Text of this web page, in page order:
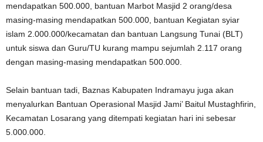
mendapatkan 500.000, bantuan Marbot Masjid 2 orang/desa
masing-masing mendapatkan 500.000, bantuan Kegiatan syiar
islam 2.000.000/kecamatan dan bantuan Langsung Tunai (BLT)
untuk siswa dan Guru/TU kurang mampu sejumlah 2.117 orang
dengan masing-masing mendapatkan 500.000.
Selain bantuan tadi, Baznas Kabupaten Indramayu juga akan
menyalurkan Bantuan Operasional Masjid Jami’ Baitul Mustaghfirin,
Kecamatan Losarang yang ditempati kegiatan hari ini sebesar
5.000.000.